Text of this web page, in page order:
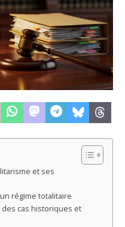
et ses
régime totalitaire
cas historiques et